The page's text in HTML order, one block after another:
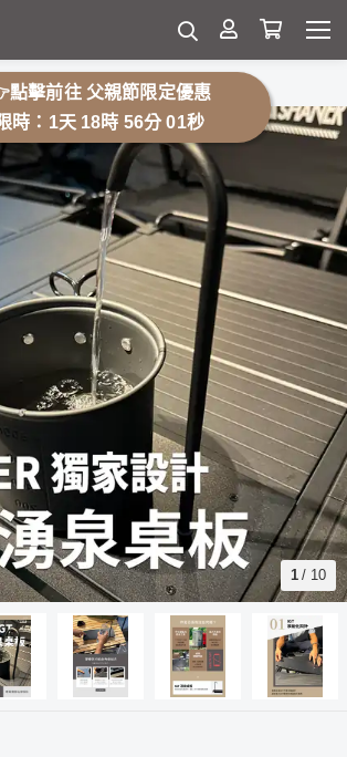
IGT湧泉桌板
1 / 10
點擊前往 父親節限定優惠
時：1天 18時 55分 56秒